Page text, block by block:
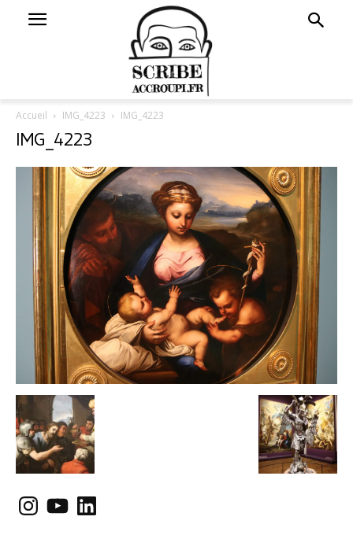
Accueil IMG_4223 IMG_4223
IMG_4223
Instagram
YouTubeLinkedIn